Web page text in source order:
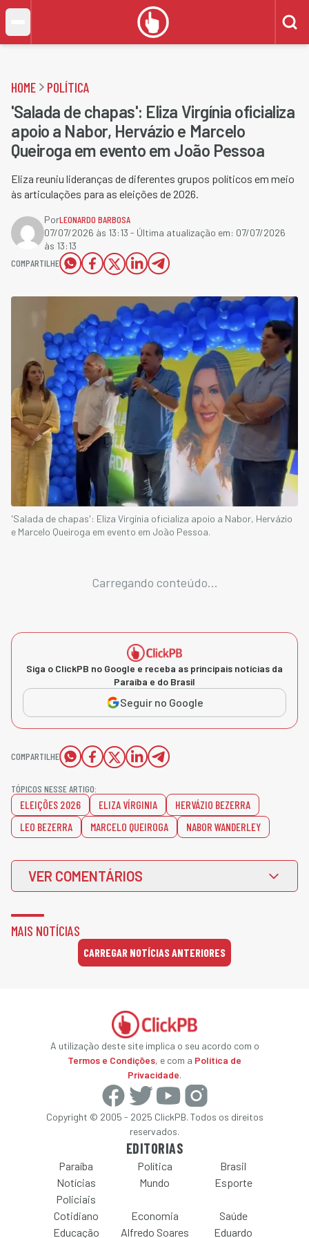
HOME POLÍTICA
'Salada de chapas': Eliza Virgínia oficializa
apoio a Nabor, Hervázio e Marcelo
Queiroga em evento em João Pessoa
Eliza reuniu lideranças de diferentes grupos políticos em meio
às articulações para as eleições de 2026.
PorLEONARDO BARBOSA
07/07/2026 às 13:13 - Última atualização em: 07/07/2026
às 13:13
COMPARTILHE
'Salada de chapas': Eliza Virgínia oficializa apoio a Nabor, Hervázio
e Marcelo Queiroga em evento em João Pessoa.
Carregando conteúdo...
Siga o ClickPB no Google e receba as principais notícias da
Paraíba e do Brasil
Seguir no Google
COMPARTILHE
TÓPICOS NESSE ARTIGO:
ELEIÇÕES 2026 ELIZA VÍRGINIA
HERVÁZIO BEZERRA
LEO BEZERRA
MARCELO QUEIROGA NABOR WANDERLEY
VER COMENTÁRIOS
MAIS NOTÍCIAS
CARREGAR NOTÍCIAS ANTERIORES
A utilização deste site implica o seu acordo com o
Termos e Condições, e com a Política de
Privacidade.
Copyright © 2005 - 2025 ClickPB. Todos os direitos
reservados.
EDITORIAS
Paraíba Política
Brasil
Notícias
Policiais
Mundo Esporte
Cotidiano Economia
Saúde
Educação
Alfredo Soares Eduardo